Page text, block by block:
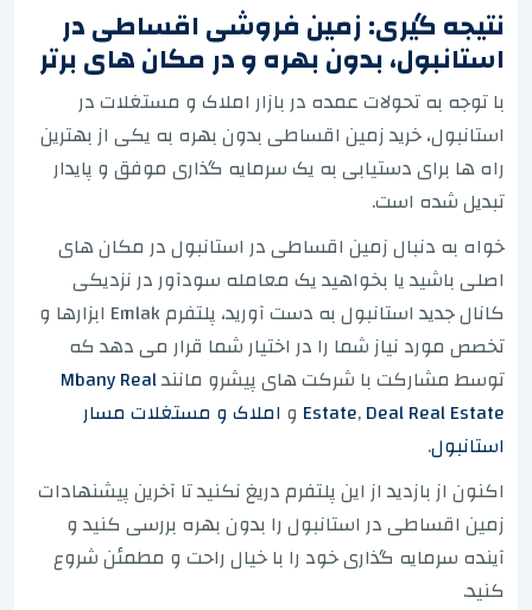
نتیجه گیری: زمین فروشی اقساطی در
استانبول، بدون بهره و در مکان های برتر
با توجه به تحولات عمده در بازار املاک و مستغلات در
استانبول، خرید زمین اقساطی بدون بهره به یکی از بهترین
راه ها برای دستیابی به یک سرمایه گذاری موفق و پایدار
تبدیل شده است.
خواه به دنبال زمین اقساطی در استانبول در مکان های
اصلی باشید یا بخواهید یک معامله سودآور در نزدیکی
کانال جدید استانبول به دست آورید، پلتفرم Emlak ابزارها و
تخصص مورد نیاز شما را در اختیار شما قرار می دهد که
توسط مشارکت با شرکت های پیشرو مانندMbany Real
Estate,Deal Real Estate و املاک و مستغلات مسار
استانبول.
اکنون از بازدید از این پلتفرم دریغ نکنید تا آخرین پیشنهادات
زمین اقساطی در استانبول را بدون بهره بررسی کنید و
آینده سرمایه گذاری خود را با خیال راحت و مطمئن شروع
کنید.